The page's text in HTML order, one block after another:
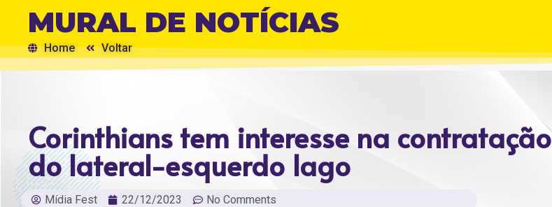
MURAL DE NOTÍCIAS
Home Voltar
Corinthians tem interesse na contratação
do lateral-esquerdo Iago
Mídia Fest 22/12/2023 No Comments